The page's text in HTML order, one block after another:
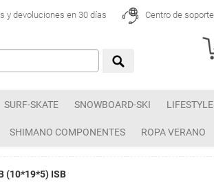
y devoluciones en 30 días Centro de soporte
SURF-SKATE SNOWBOARD-SKI
SHIMANO COMPONENTES ROPA VERANO
(10*19*5) ISB